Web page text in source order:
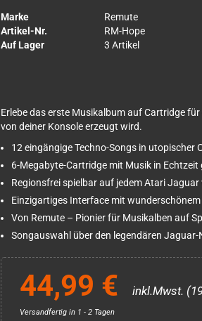
Marke
Remute
Artikel-Nr.
RM-Hope
Auf Lager
3 Artikel
Erlebe das erste Musikalbum auf Cartridge
von deiner Konsole erzeugt wird.
12 eingängige Techno-Songs in utopischer
6-Megabyte-Cartridge mit Musik in Echtzeit
Regionsfrei spielbar auf jedem Atari
Einzigartiges Interface mit
Von Remute – Pionier für Musikalben auf
Songauswahl über den legendären
44,99 € inkl.Mwst.
Versandfertig in 1 - 2 Tagen